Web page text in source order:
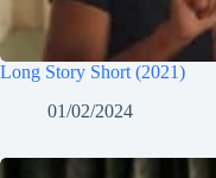
Long Story Short (2021)
01/02/2024